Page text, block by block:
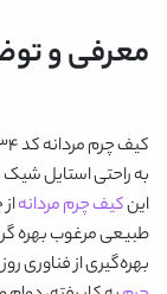
معرفی و
کیف چرم مردانه کد M6034
به راحتی استایل شیک
اینکیف چرم مردانهاز
طبیعی مرغوب بهره
بهره‌گیری از فناوری